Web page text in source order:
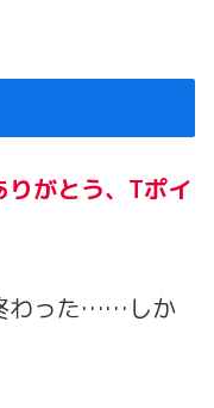
がとう、Tポイ
わった……しか